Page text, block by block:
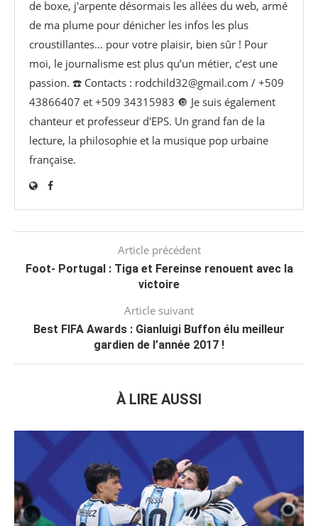
de boxe, j'arpente désormais les allées du web, armé
de ma plume pour dénicher les infos les plus
croustillantes... pour votre plaisir, bien sûr ! Pour
moi, le journalisme est plus qu’un métier, c’est une
passion. ☎️ Contacts : rodchild32@gmail.com / +509
43866407 et +509 34315983 🔘 Je suis également
chanteur et professeur d'EPS. Un grand fan de la
lecture, la philosophie et la musique pop urbaine
française.
Article précédent
Foot- Portugal : Tiga et Fereinse renouent avec la
victoire
Article suivant
Best FIFA Awards : Gianluigi Buffon élu meilleur
gardien de l’année 2017 !
À LIRE AUSSI